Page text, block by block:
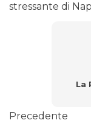
stressante di
La
Precedente